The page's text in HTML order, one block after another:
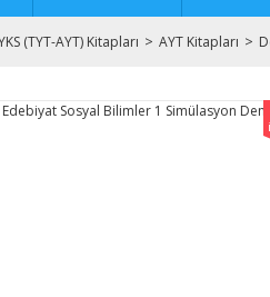
(TYT-AYT) Kitapları AYT Kitapları